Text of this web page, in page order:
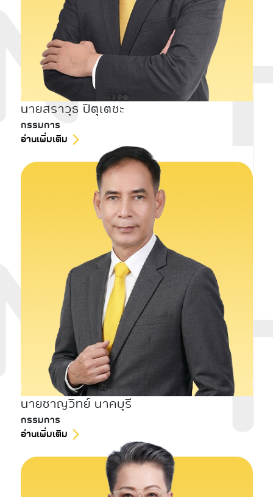
นายสราวุธ ปิตุเตชะ
กรรมการ
อ่านเพิ่มเติม
นายชาญวิทย์ นาคบุรี
กรรมการ
อ่านเพิ่มเติม